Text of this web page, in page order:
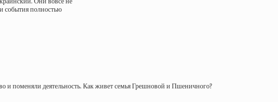
события полностью
и поменяли деятельность. Как живет семья Грешновой и Пшеничного?